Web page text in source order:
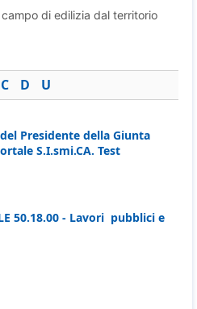
di edilizia dal territorio
C D U
Presidente della Giunta
S.I.smi.CA. Test
50.18.00 - Lavori pubblici e